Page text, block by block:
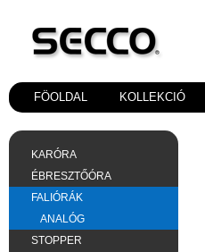
FÖOLDAL KOLLEKCIÓ
KARÓRA
ÉBRESZTŐÓRA
FALIÓRÁK
ANALÓG
STOPPER